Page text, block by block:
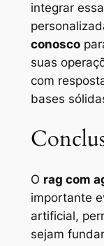
integrar
conosco
suas
com
bases
O rag com
importante
artificial,
sejam